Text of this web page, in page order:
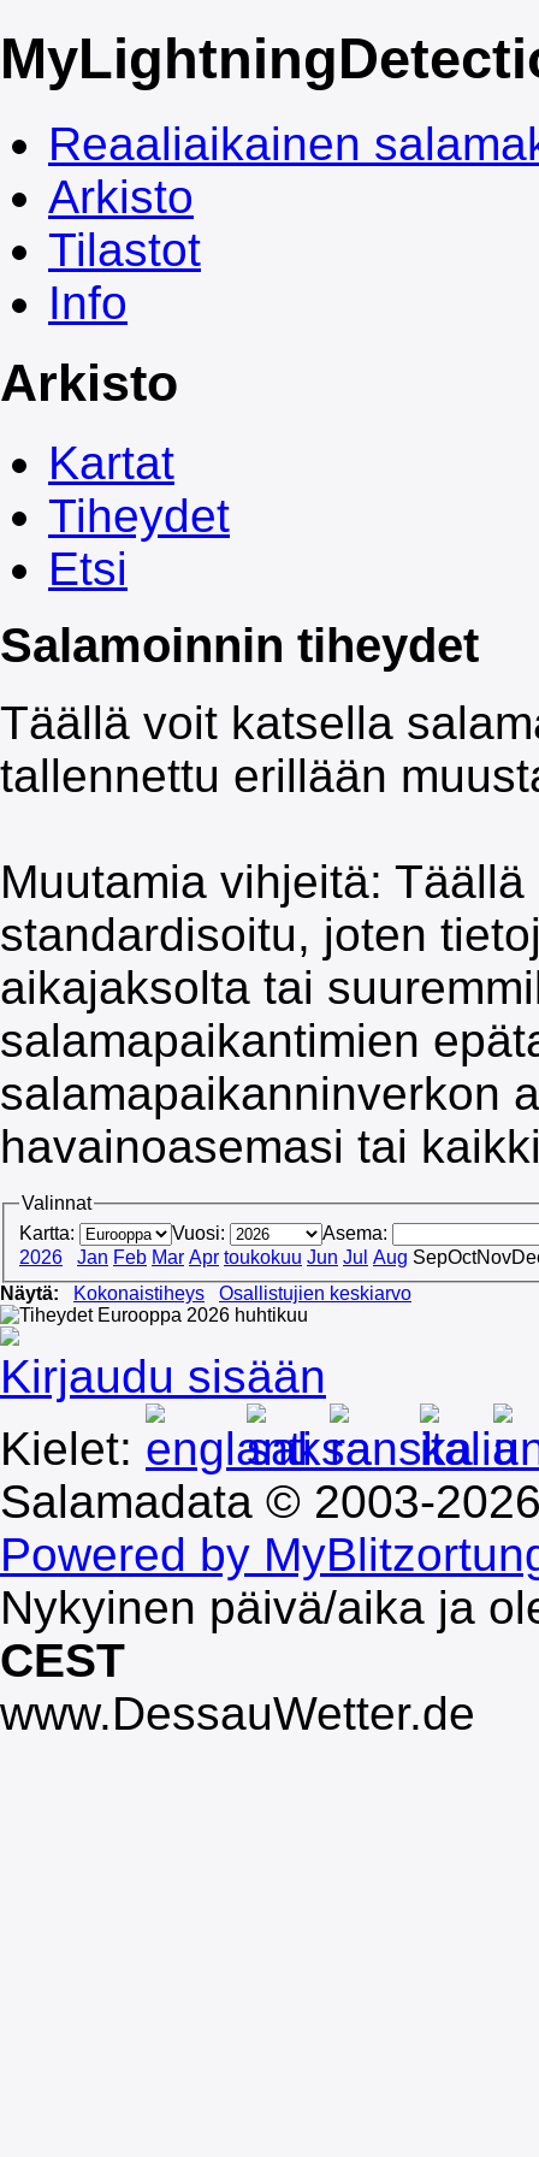
My
Reaaliaikainen
Arkisto
Tilastot
Info
Arkisto
Kartat
Tiheydet
Etsi
Salamoinnin tiheydet
Täällä voit katsella
tallennettu erillään
Muutamia vihjeitä:
standardisoitu, joten
aikajaksolta tai
salamapaikantimien
salamapaikanninverkon
havainoasemasi tai
Valinnat
Kartta:
Vuosi:
Asema:
2026
Jan Feb Mar Apr toukokuu Jun Jul Aug SepOctNov
Näytä:
Kokonaistiheys Osallistujien keskiarvo
Kirjaudu sisään
Kielet:
Salamadata © 2003-
Powered by
Nykyinen päivä/aika ja
CEST
www.DessauWetter.de